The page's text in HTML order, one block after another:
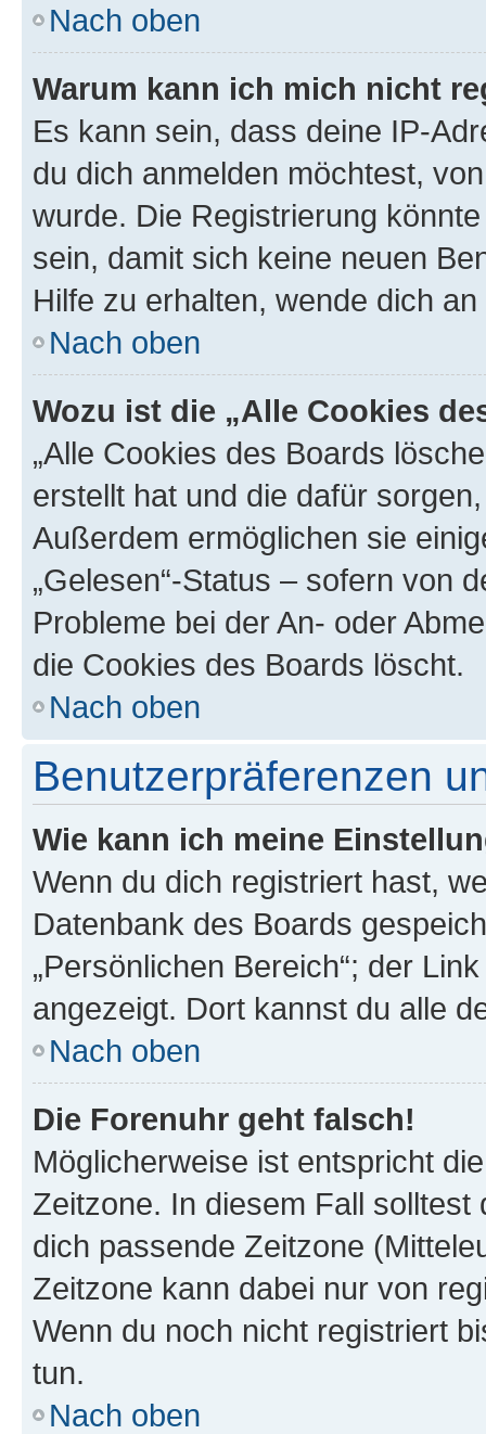
Nach oben
Warum kann ich mich nicht
Es kann sein, dass deine IP-
du dich anmelden möchtest,
wurde. Die Registrierung
sein, damit sich keine neuen
Hilfe zu erhalten, wende dich
Nach oben
Wozu ist die „Alle Cookies
„Alle Cookies des Boards
erstellt hat und die dafür
Außerdem ermöglichen sie
„Gelesen“-Status – sofern von
Probleme bei der An- oder
die Cookies des Boards löscht.
Nach oben
Benutzerpräferenzen
Wie kann ich meine
Wenn du dich registriert hast,
Datenbank des Boards
„Persönlichen Bereich“; der
angezeigt. Dort kannst du alle
Nach oben
Die Forenuhr geht falsch!
Möglicherweise ist entspricht
Zeitzone. In diesem Fall solltest
dich passende Zeitzone
Zeitzone kann dabei nur von
Wenn du noch nicht registriert
tun.
Nach oben